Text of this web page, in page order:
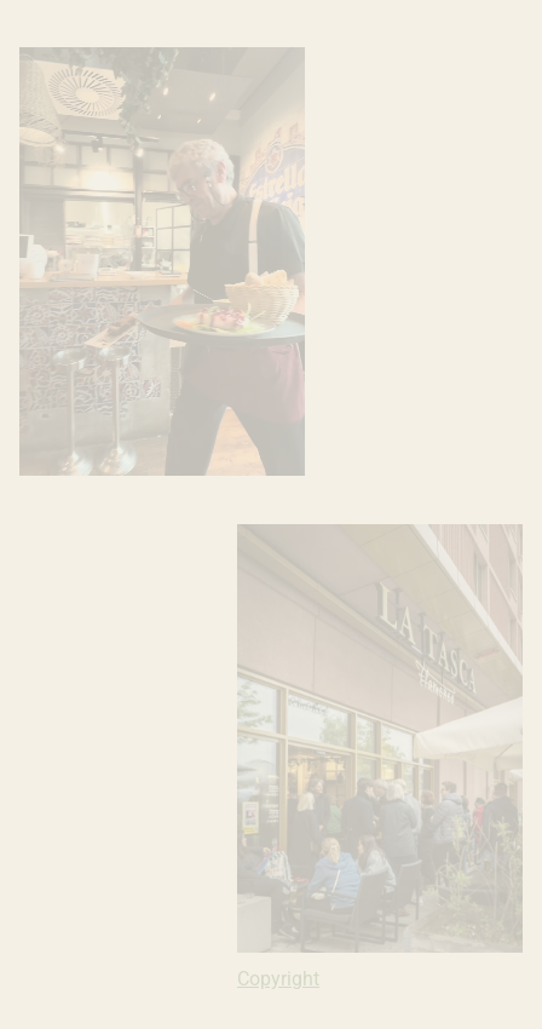
Copyright: Copyright Ivana Bilz,
Copyright